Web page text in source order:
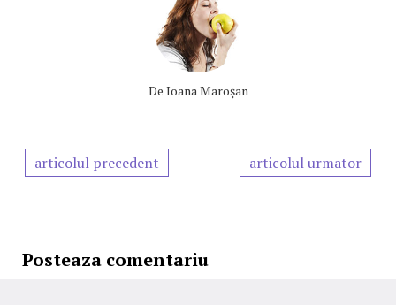
De Ioana Maroşan
articolul precedent articolul urmator
Posteaza comentariu